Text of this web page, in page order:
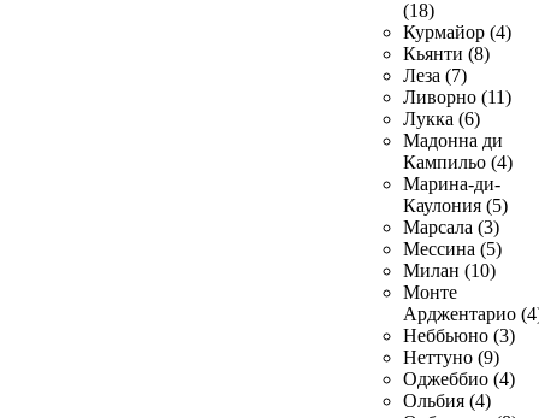
(18)
Курмайор (4)
Кьянти (8)
Леза (7)
Ливорно (11)
Лукка (6)
Мадонна ди
Кампильо (4)
Марина-ди-
Каулония (5)
Марсала (3)
Мессина (5)
Милан (10)
Монте
Арджентарио
Неббьюно (3)
Неттуно (9)
Оджеббио (4)
Ольбия (4)